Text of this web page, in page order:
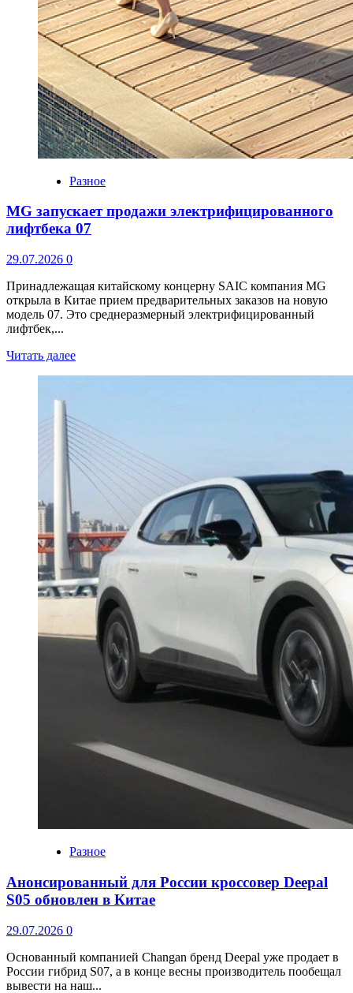
Разное
MG запускает продажи электрифицированного
лифтбека 07
29.07.2026 0
Принадлежащая китайскому концерну SAIC компания MG
открыла в Китае прием предварительных заказов на новую
модель 07. Это среднеразмерный электрифицированный
лифтбек,...
Читать далее
Разное
Анонсированный для России кроссовер Deepal
S05 обновлен в Китае
29.07.2026 0
Основанный компанией Changan бренд Deepal уже продает в
России гибрид S07, а в конце весны производитель пообещал
вывести на наш...